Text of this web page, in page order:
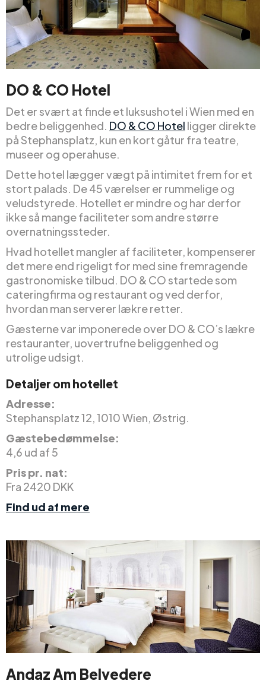
DO & CO Hotel
Det er svært at finde et luksushotel i Wien med en
bedre beliggenhed. DO & CO Hotel ligger direkte
på Stephansplatz, kun en kort gåtur fra teatre,
museer og operahuse.
Dette hotel lægger vægt på intimitet frem for et
stort palads. De 45 værelser er rummelige og
veludstyrede. Hotellet er mindre og har derfor
ikke så mange faciliteter som andre større
overnatningssteder.
Hvad hotellet mangler af faciliteter, kompenserer
det mere end rigeligt for med sine fremragende
gastronomiske tilbud. DO & CO startede som
cateringfirma og restaurant og ved derfor,
hvordan man serverer lækre retter.
Gæsterne var imponerede over DO & CO’s lækre
restauranter, uovertrufne beliggenhed og
utrolige udsigt.
Detaljer om hotellet
Adresse:
Stephansplatz 12, 1010 Wien, Østrig.
Gæstebedømmelse:
4,6 ud af 5
Pris pr. nat:
Fra 2420 DKK
Find ud af mere
Andaz Am Belvedere